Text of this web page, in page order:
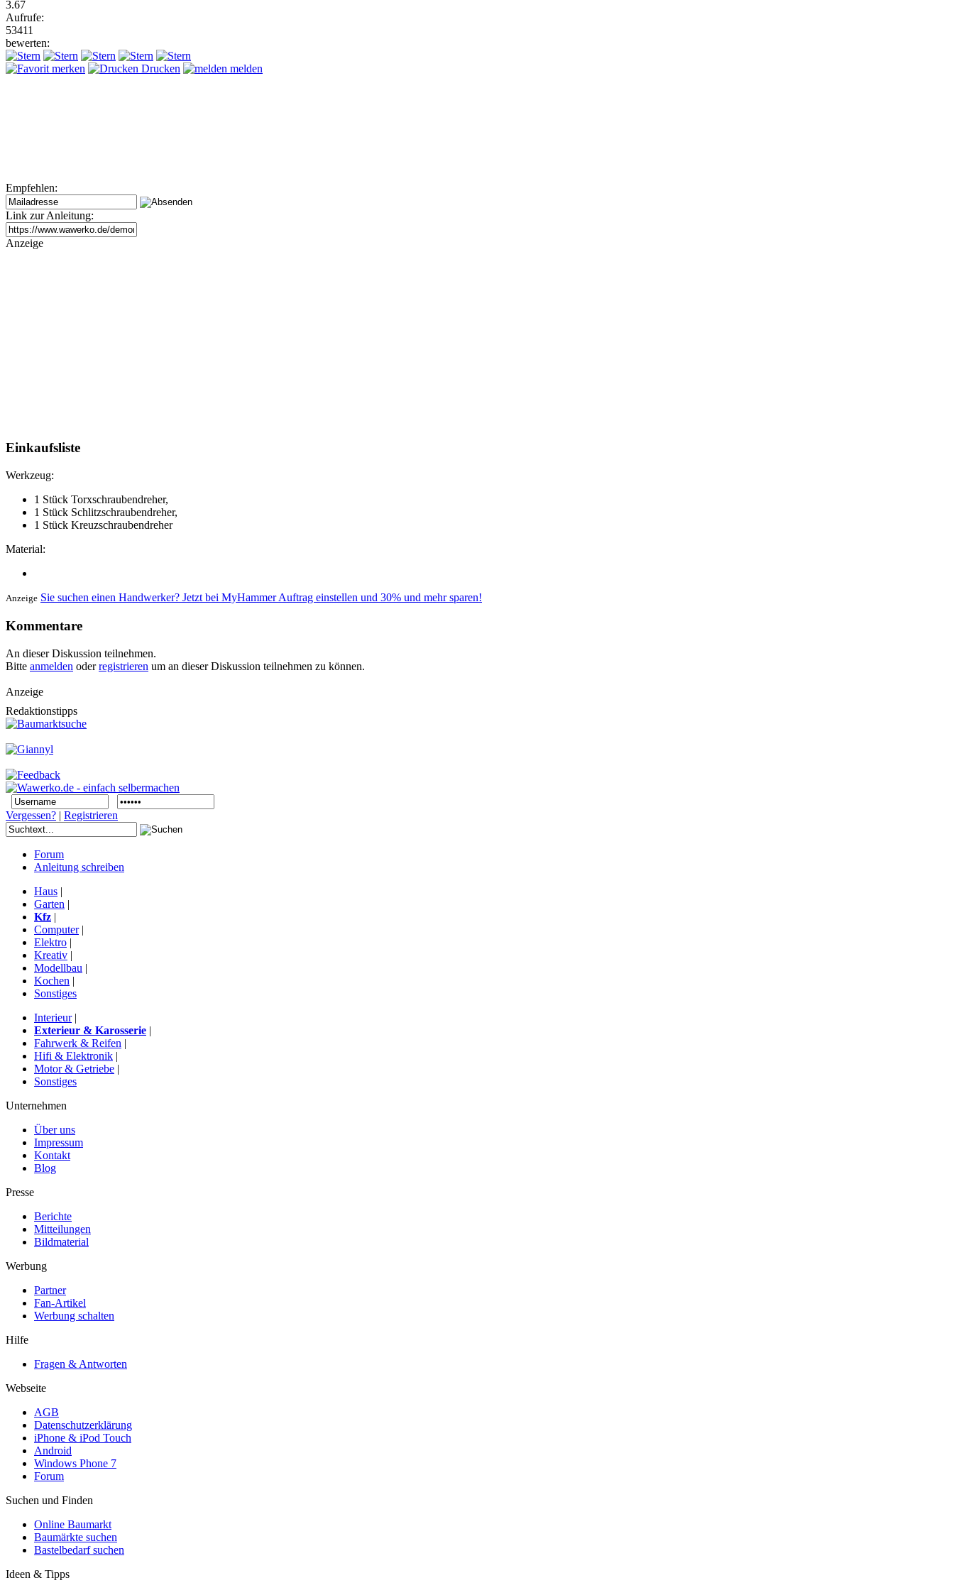
3.67
Aufrufe:
53411
bewerten:
merken Drucken melden
Empfehlen:
Link zur Anleitung:
Anzeige
Einkaufsliste
Werkzeug:
1 Stück Torxschraubendreher,
1 Stück Schlitzschraubendreher,
1 Stück Kreuzschraubendreher
Material:
Anzeige Sie suchen einen Handwerker? Jetzt bei MyHammer Auftrag einstellen und 30% und mehr sparen!
Kommentare
An dieser Diskussion teilnehmen.
Bitte anmelden oderregistrieren um an dieser Diskussion teilnehmen zu können.
Anzeige
Redaktionstipps
Vergessen? | Registrieren
Forum
Anleitung schreiben
Haus |
Garten |
Kfz |
Computer|
Elektro |
Kreativ |
Modellbau |
Kochen |
Sonstiges
Interieur|
Exterieur & Karosserie |
Fahrwerk & Reifen |
Hifi & Elektronik |
Motor & Getriebe |
Sonstiges
Unternehmen
Über uns
Impressum
Kontakt
Blog
Presse
Berichte
Mitteilungen
Bildmaterial
Werbung
Partner
Fan-Artikel
Werbung schalten
Hilfe
Fragen & Antworten
Webseite
AGB
Datenschutzerklärung
iPhone & iPod Touch
Android
Windows Phone 7
Forum
Suchen und Finden
Online Baumarkt
Baumärkte suchen
Bastelbedarf suchen
Ideen & Tipps